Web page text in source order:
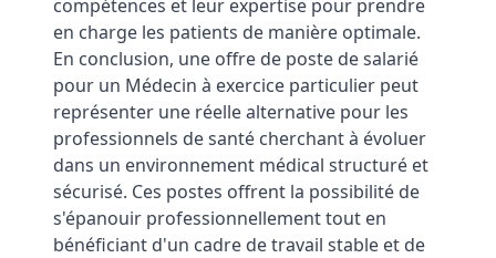
compétences et leur expertise pour prendre
en charge les patients de manière optimale.
En conclusion, une offre de poste de salarié
pour un Médecin à exercice particulier peut
représenter une réelle alternative pour les
professionnels de santé cherchant à évoluer
dans un environnement médical structuré et
sécurisé. Ces postes offrent la possibilité de
s'épanouir professionnellement tout en
bénéficiant d'un cadre de travail stable et de